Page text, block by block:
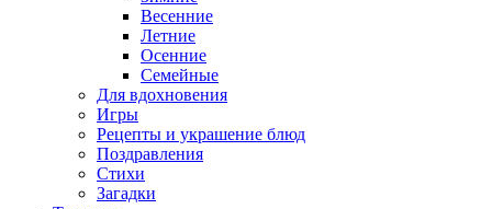
Весенние
Летние
Осенние
Семейные
Для вдохновения
Игры
Рецепты и украшение блюд
Поздравления
Стихи
Загадки